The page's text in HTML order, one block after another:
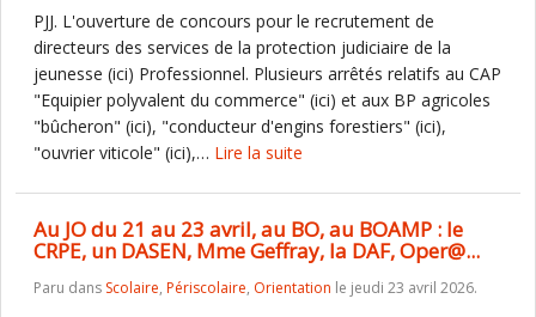
PJJ. L'ouverture de concours pour le recrutement de
directeurs des services de la protection judiciaire de la
jeunesse (ici) Professionnel. Plusieurs arrêtés relatifs au CAP
"Equipier polyvalent du commerce" (ici) et aux BP agricoles
"bûcheron" (ici), "conducteur d'engins forestiers" (ici),
"ouvrier viticole" (ici),… Lire la suite
Au JO du 21 au 23 avril, au BO, au BOAMP : le
CRPE, un DASEN, Mme Geffray, la DAF, Oper@...
Paru dans Scolaire, Périscolaire, Orientation le jeudi 23 avril 2026.